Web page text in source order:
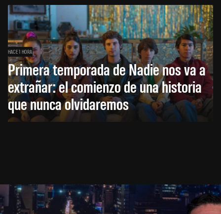
HACE 1 HORA
Primera temporada de Nadie nos va a
extrañar: el comienzo de una historia
que nunca olvidaremos